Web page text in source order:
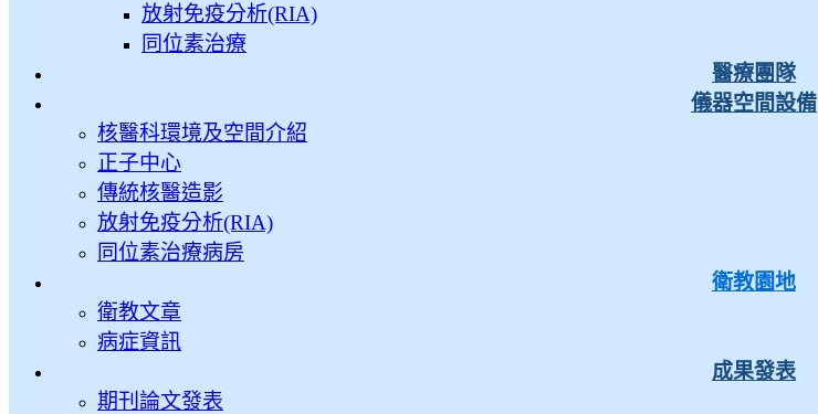
放射免疫分析(RIA)
同位素治療
醫療團隊
儀器空間設備
核醫科環境及空間介紹
正子中心
傳統核醫造影
放射免疫分析(RIA)
同位素治療病房
衛教園地
衛教文章
病症資訊
成果發表
期刊論文發表